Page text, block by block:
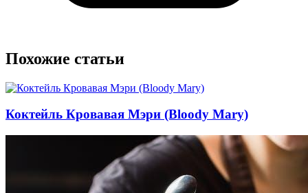
Похожие статьи
Коктейль Кровавая Мэри (Bloody Mary)